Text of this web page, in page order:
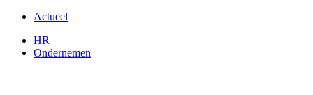
Actueel
HR
Ondernemen